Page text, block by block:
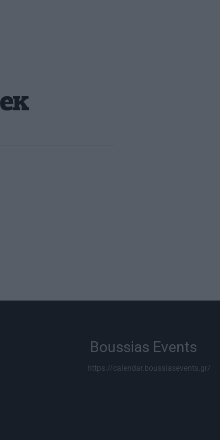
Boussias Events
https://calendar.boussiasevents.gr/